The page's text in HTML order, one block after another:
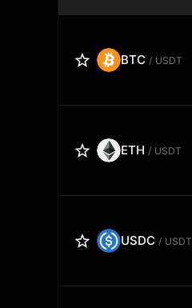
BTC / USDT
ETH / USDT
USDC / USDT